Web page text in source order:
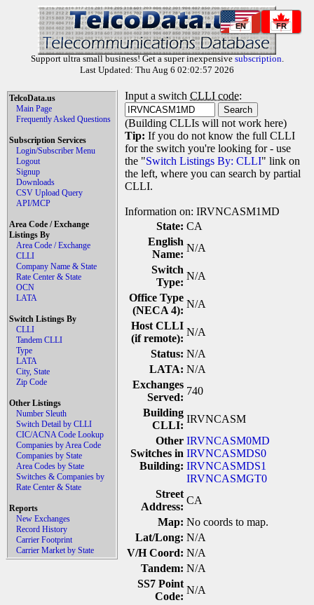
EN FR
Support ultra small business! Get a super inexpensive subscription.
Last Updated: Thu Aug 6 02:02:57 2026
TelcoData.us
Main Page
Frequently Asked Questions
Subscription Services
Login/Subscriber Menu
Logout
Signup
Downloads
CSV Upload Query
API/MCP
Area Code / Exchange
Listings By
Area Code / Exchange
CLLI
Company Name & State
Rate Center & State
OCN
LATA
Switch Listings By
CLLI
Tandem CLLI
Type
LATA
City, State
Zip Code
Other Listings
Number Sleuth
Switch Detail by CLLI
CIC/ACNA Code Lookup
Companies by Area Code
Companies by State
Area Codes by State
Switches & Companies by
Rate Center & State
Reports
New Exchanges
Record History
Carrier Footprint
Carrier Market by State
Input a switch CLLI code:
(Building CLLIs will not work here)
Tip: If you do not know the full CLLI
for the switch you're looking for - use
the "Switch Listings By: CLLI" link on
the left, where you can search by partial
CLLI.
Information on: IRVNCASM1MD
State: CA
English
Name:
N/A
Switch
Type:
N/A
Office Type
(NECA 4):
N/A
Host CLLI
(if remote):
N/A
Status: N/A
LATA: N/A
Exchanges
Served:
740
Building
CLLI:
IRVNCASM
Other
Switches in
Building:
IRVNCASM0MD
IRVNCASMDS0
IRVNCASMDS1
IRVNCASMGT0
Street
Address:
CA
Map: No coords to map.
Lat/Long: N/A
V/H Coord: N/A
Tandem: N/A
SS7 Point
Code:
N/A